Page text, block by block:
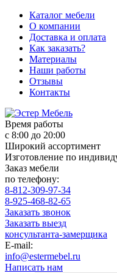
Каталог мебели
О компании
Доставка и оплата
Как заказать?
Материалы
Наши работы
Отзывы
Контакты
Время работы
с 8:00 до 20:00
Широкий ассортимент
Изготовление по
Заказ мебели
по телефону:
8-812-309-97-34
8-925-468-82-65
Заказать звонок
Заказать выезд
консультанта-замерщика
E-mail:
info@estermebel.ru
Написать нам